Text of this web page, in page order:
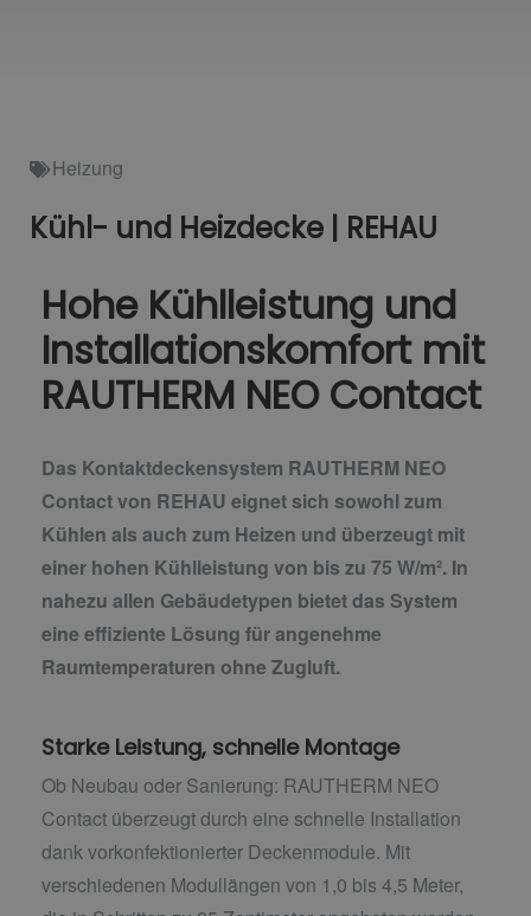
Heizung
Kühl- und Heizdecke | REHAU
Hohe Kühlleistung und
Installationskomfort mit
RAUTHERM NEO Contact
Das Kontaktdeckensystem RAUTHERM NEO
Contact von REHAU eignet sich sowohl zum
Kühlen als auch zum Heizen und überzeugt mit
einer hohen Kühlleistung von bis zu 75 W/m². In
nahezu allen Gebäudetypen bietet das System
eine effiziente Lösung für angenehme
Raumtemperaturen ohne Zugluft.
Starke Leistung, schnelle Montage
Ob Neubau oder Sanierung: RAUTHERM NEO
Contact überzeugt durch eine schnelle Installation
dank vorkonfektionierter Deckenmodule. Mit
verschiedenen Modullängen von 1,0 bis 4,5 Meter,